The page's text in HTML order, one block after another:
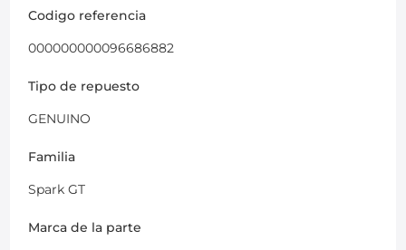
Codigo referencia
000000000096686882
Tipo de repuesto
GENUINO
Familia
Spark GT
Marca de la parte